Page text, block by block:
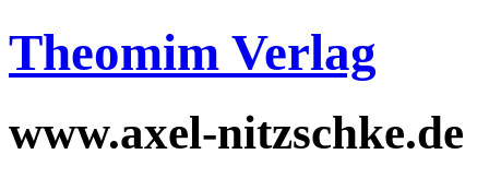
Theomim Verlag
www.axel-nitzschke.de